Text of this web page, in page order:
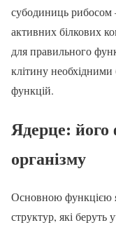
субодиниць рибосом
активних білкових
для правильного
клітину
функцій.
Ядерце: його
організму
Основною функцією
структур, які беруть